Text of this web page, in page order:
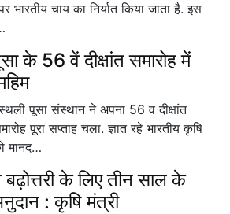
भारतीय चाय का निर्यात किया जाता है. इस
के 56 वें दीक्षांत समारोह में
पूसा संस्थान ने अपना 56 व दीक्षांत
पूरा सप्ताह चला. ज्ञात रहे भारतीय कृषि
मानद…
के लिए तीन साल के
: कृषि मंत्री